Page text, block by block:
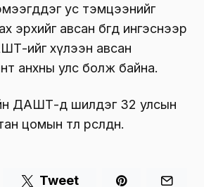
ус тэмцээнийг
эрхийг авсан бөгөөд ингэснээр
ийг хүлээн авсан
анхны улс болж байна.
ДАШТ-д шилдэг 32 улсын
төлөө өрсөлдөнө.
Tweet